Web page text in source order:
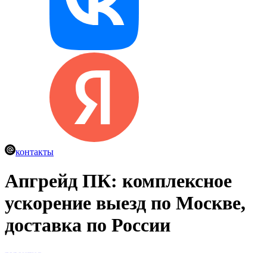
контакты
Апгрейд ПК: комплексное
ускорение выезд по Москве,
доставка по России